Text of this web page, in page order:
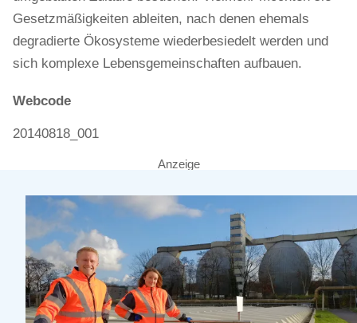
Gesetzmäßigkeiten ableiten, nach denen ehemals
degradierte Ökosysteme wiederbesiedelt werden und
sich komplexe Lebensgemeinschaften aufbauen.
Webcode
20140818_001
Anzeige